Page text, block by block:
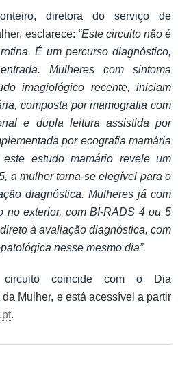
diretora do serviço de
esclarece: “Este circuito não é
É um percurso diagnóstico,
Mulheres com sintoma
imagiológico recente, iniciam
composta por mamografia com
e dupla leitura assistida por
por ecografia mamária
estudo mamário revele um
a mulher torna-se elegível para o
diagnóstica. Mulheres já com
no exterior, com BI-RADS 4 ou 5
à avaliação diagnóstica, com
nesse mesmo dia”.
circuito coincide com o Dia
Mulher, e está acessível a partir
.